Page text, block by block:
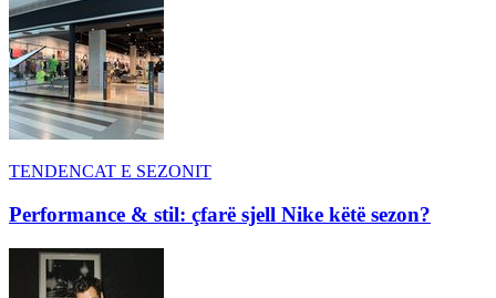
TENDENCAT E SEZONIT
Performance & stil: çfarë sjell Nike këtë sezon?